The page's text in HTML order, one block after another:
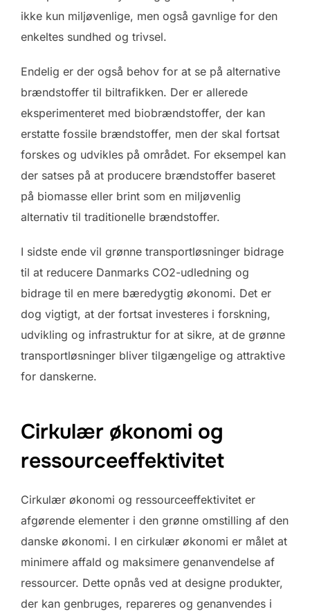
ikke kun miljøvenlige, men også gavnlige for den
enkeltes sundhed og trivsel.
Endelig er der også behov for at se på alternative
brændstoffer til biltrafikken. Der er allerede
eksperimenteret med biobrændstoffer, der kan
erstatte fossile brændstoffer, men der skal fortsat
forskes og udvikles på området. For eksempel kan
der satses på at producere brændstoffer baseret
på biomasse eller brint som en miljøvenlig
alternativ til traditionelle brændstoffer.
I sidste ende vil grønne transportløsninger bidrage
til at reducere Danmarks CO2-udledning og
bidrage til en mere bæredygtig økonomi. Det er
dog vigtigt, at der fortsat investeres i forskning,
udvikling og infrastruktur for at sikre, at de grønne
transportløsninger bliver tilgængelige og attraktive
for danskerne.
Cirkulær økonomi og
ressourceeffektivitet
Cirkulær økonomi og ressourceeffektivitet er
afgørende elementer i den grønne omstilling af den
danske økonomi. I en cirkulær økonomi er målet at
minimere affald og maksimere genanvendelse af
ressourcer. Dette opnås ved at designe produkter,
der kan genbruges, repareres og genanvendes i